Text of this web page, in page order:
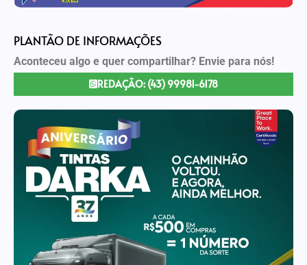
PLANTÃO DE INFORMAÇÕES
Aconteceu algo e quer compartilhar? Envie para nós!
REDAÇÃO: (43) 99981-6178